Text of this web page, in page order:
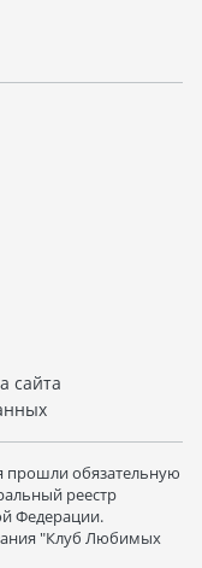
сайта
прошли обязательную
реестр
Федерации.
"Клуб Любимых